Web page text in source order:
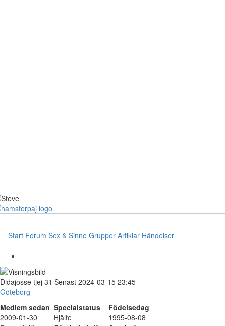
Start Forum Sex & Sinne Grupper Artiklar Händelser
Didajosse tjej 31 Senast 2024-03-15 23:45
Göteborg
Medlem sedan Specialstatus
Födelsedag
2009-01-30
Hjälte
1995-08-08